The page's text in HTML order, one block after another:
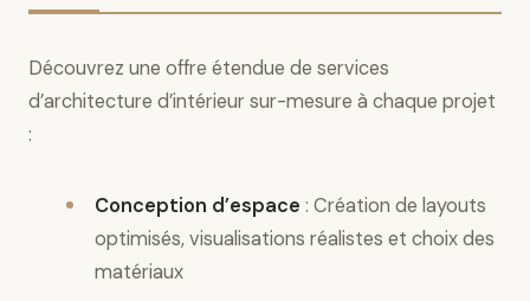
Découvrez une offre étendue de services
d’architecture d’intérieur sur-mesure à chaque projet
:
Conception d’espace : Création de layouts
optimisés, visualisations réalistes et choix des
matériaux